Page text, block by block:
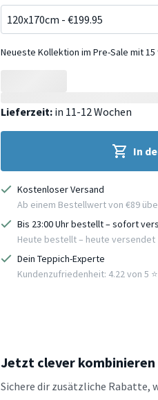
Neueste Kollektion im Pre-Sale mit
Lieferzeit: in 11-12 Wochen
In
Kostenloser Versand
Ab einem Bestellwert von €89
Bis 23:00 Uhr bestellt – sofort
Heute bestellt – heute versendet
Dein Teppich-Experte
Kundenzufriedenheit: 4.22 von 5
Jetzt clever kombinieren
Sichere dir zusätzliche Rabatte,